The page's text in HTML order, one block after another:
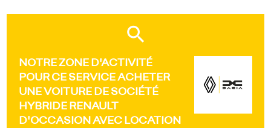
NOTRE ZONE D'ACTIVITÉ
POUR CE SERVICE ACHETER
UNE VOITURE DE SOCIÉTÉ
HYBRIDE RENAULT
D'OCCASION AVEC LOCATION